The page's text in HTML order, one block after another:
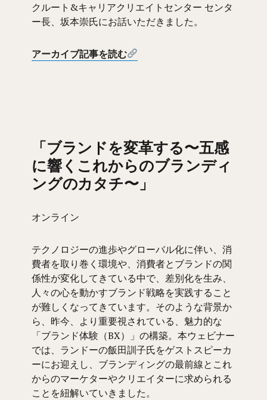
クルート&キャリアクリエイトセンター センタ
ー長、坂本崇氏にお話いただきました。
アーカイブ記事を読む
「ブランドを変革する〜五感
に響くこれからのブランディ
ングのカタチ〜」
オンライン
テクノロジーの進歩やグローバル化に伴い、消
費者を取り巻く環境や、消費者とブランドの関
係性が変化してきている中で、差別化を生み、
人々の心を動かすブランド戦略を実践すること
が難しくなってきています。そのような背景か
ら、昨今、より重要視されている、魅力的な
「ブランド体験（BX）」の構築。本ウェビナー
では、ランドーの飯田訓子氏をゲストスピーカ
ーにお迎えし、ブランディングの最前線とこれ
からのマーケターやクリエイターに求められる
ことを紐解いていきました。